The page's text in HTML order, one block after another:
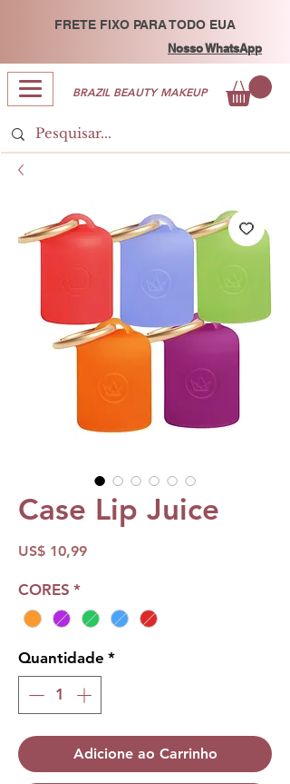
FRETE FIXO PARA TODO EUA
Nosso WhatsApp
BRAZIL BEAUTY MAKEUP
Case Lip Juice
US$ 10,99Preço
CORES *
Quantidade *
Adicione ao Carrinho